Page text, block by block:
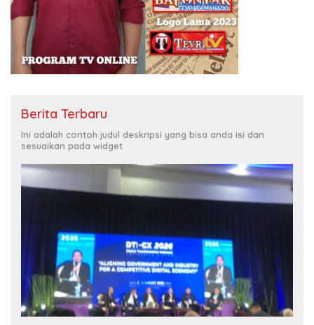
Berita Terbaru
Ini adalah contoh judul deskripsi yang bisa anda isi dan
sesuaikan pada widget